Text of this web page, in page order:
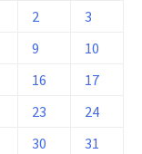
2
3
9
10
16
17
23
24
30 31